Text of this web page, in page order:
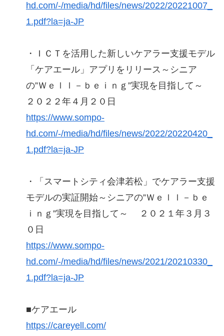
hd.com/-/media/hd/files/news/2022/20221007_
1.pdf?la=ja-JP
・ＩＣＴを活用した新しいケアラー支援モデル
「ケアエール」アプリをリリース～シニア
の”Ｗｅｌｌ－ｂｅｉｎｇ”実現を目指して～
２０２２年４月２０日
https://www.sompo-
hd.com/-/media/hd/files/news/2022/20220420_
1.pdf?la=ja-JP
・「スマートシティ会津若松」でケアラー支援
モデルの実証開始～シニアの”Ｗｅｌｌ－ｂｅ
ｉｎｇ”実現を目指して～ ２０２１年３月３
０日
https://www.sompo-
hd.com/-/media/hd/files/news/2021/20210330_
1.pdf?la=ja-JP
■ケアエール
https://careyell.com/